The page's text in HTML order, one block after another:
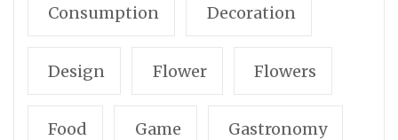
Consumption Decoration
Design Flower Flowers
Food Game Gastronomy